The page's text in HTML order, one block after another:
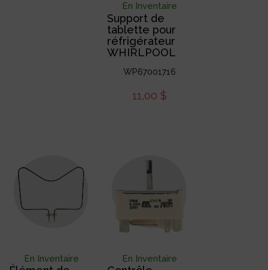
En Inventaire
Support de
tablette pour
réfrigérateur
WHIRLPOOL
WP67001716
11,00 $
En Inventaire En Inventaire